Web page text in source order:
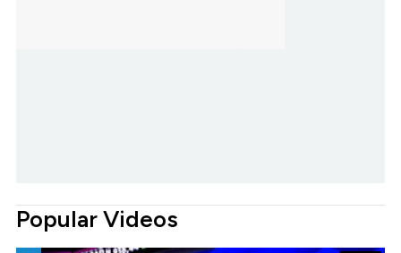
Popular Videos